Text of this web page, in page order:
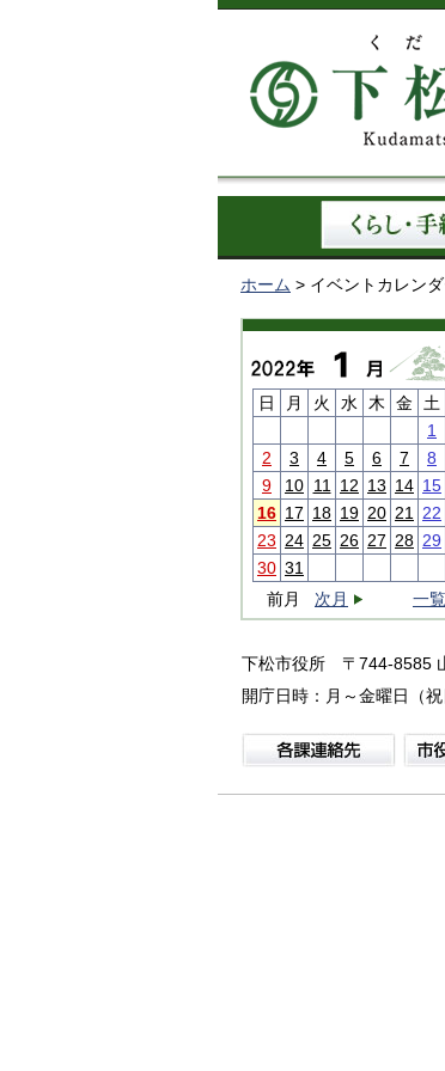
ホーム > イベントカレン
日 月 火 水 木 金
土
1
2
3 4 5 6 7
8
9
10 11 12 13 14 15
16 17 18 19 20 21
22
23 24 25 26 27 28 29
30 31
前月
次月 一覧
下松市役所 〒744-8585
開庁日時：月～金曜日（